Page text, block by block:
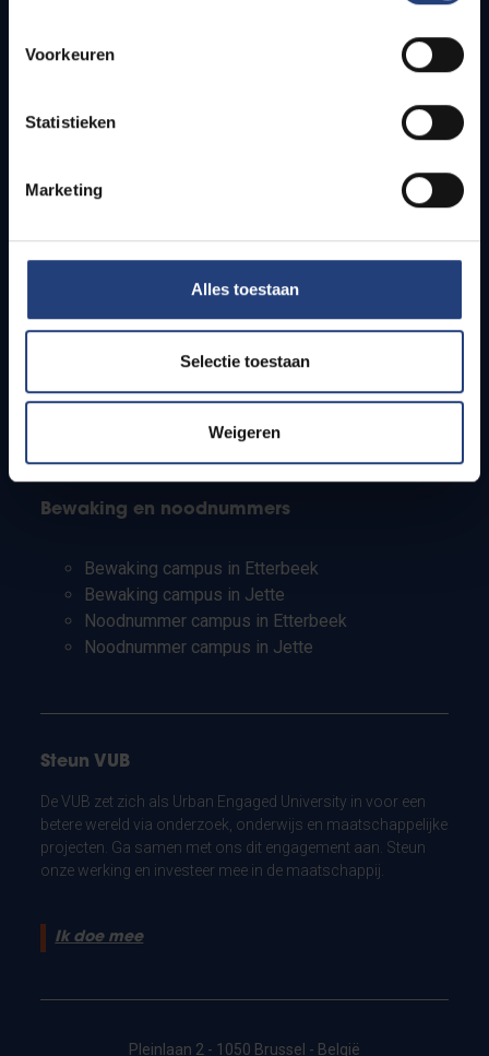
Voorkeuren
Statistieken
Marketing
Alles toestaan
Selectie toestaan
Weigeren
Bereikbaarheid
Studenten
PhD-studenten
Leerkrachten en secundaire scholen
Bewaking en noodnummers
Bewaking campus in Etterbeek
Bewaking campus in Jette
Noodnummer campus in Etterbeek
Noodnummer campus in Jette
Steun VUB
De VUB zet zich als Urban Engaged University in voor een
betere wereld via onderzoek, onderwijs en maatschappelijke
projecten. Ga samen met ons dit engagement aan. Steun
onze werking en investeer mee in de maatschappij.
Ik doe mee
Pleinlaan 2 - 1050 Brussel - België